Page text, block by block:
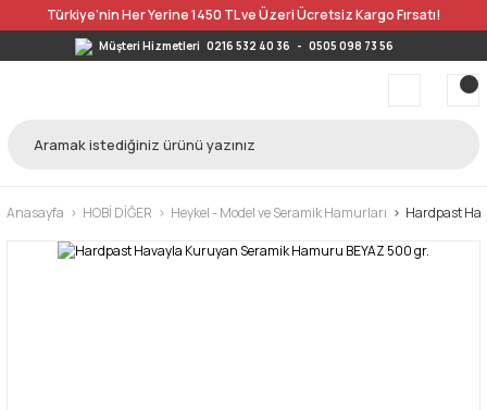
Türkiye’nin Her Yerine 1450 TL ve Üzeri Ücretsiz Kargo Fırsatı!
Müşteri Hizmetleri 0216 532 40 36 - 0505 098 73 56
Anasayfa HOBİ DİĞER Heykel - Model ve Seramik Hamurları Hardpast